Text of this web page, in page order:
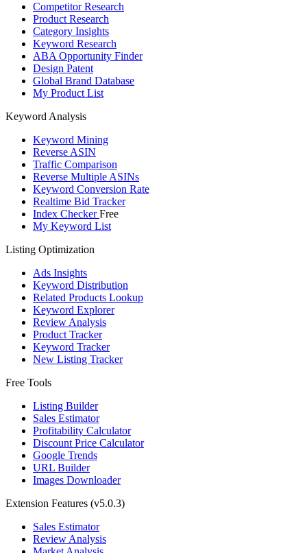
Competitor Research
Product Research
Category Insights
Keyword Research
ABA Opportunity Finder
Design Patent
Global Brand Database
My Product List
Keyword Analysis
Keyword Mining
Reverse ASIN
Traffic Comparison
Reverse Multiple ASINs
Keyword Conversion Rate
Realtime Bid Tracker
Index CheckerFree
My Keyword List
Listing Optimization
Ads Insights
Keyword Distribution
Related Products Lookup
Keyword Explorer
Review Analysis
Product Tracker
Keyword Tracker
New Listing Tracker
Free Tools
Listing Builder
Sales Estimator
Profitability Calculator
Discount Price Calculator
Google Trends
URL Builder
Images Downloader
Extension Features (v5.0.3)
Sales Estimator
Review Analysis